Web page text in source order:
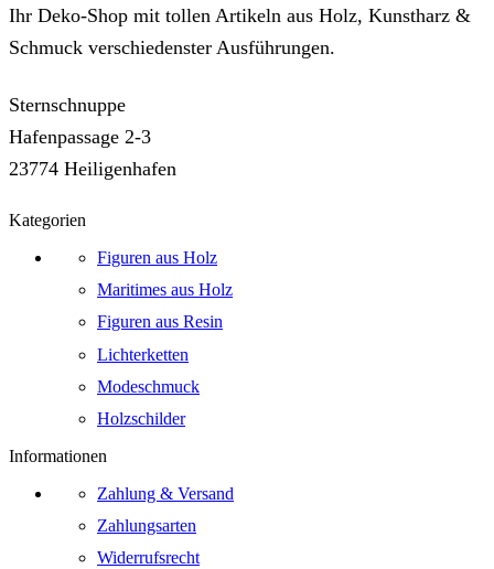
Ihr Deko-Shop mit tollen Artikeln aus Holz, Kunstharz &
Schmuck verschiedenster Ausführungen.
Sternschnuppe
Hafenpassage 2-3
23774 Heiligenhafen
Kategorien
Figuren aus Holz
Maritimes aus Holz
Figuren aus Resin
Lichterketten
Modeschmuck
Holzschilder
Informationen
Zahlung & Versand
Zahlungsarten
Widerrufsrecht